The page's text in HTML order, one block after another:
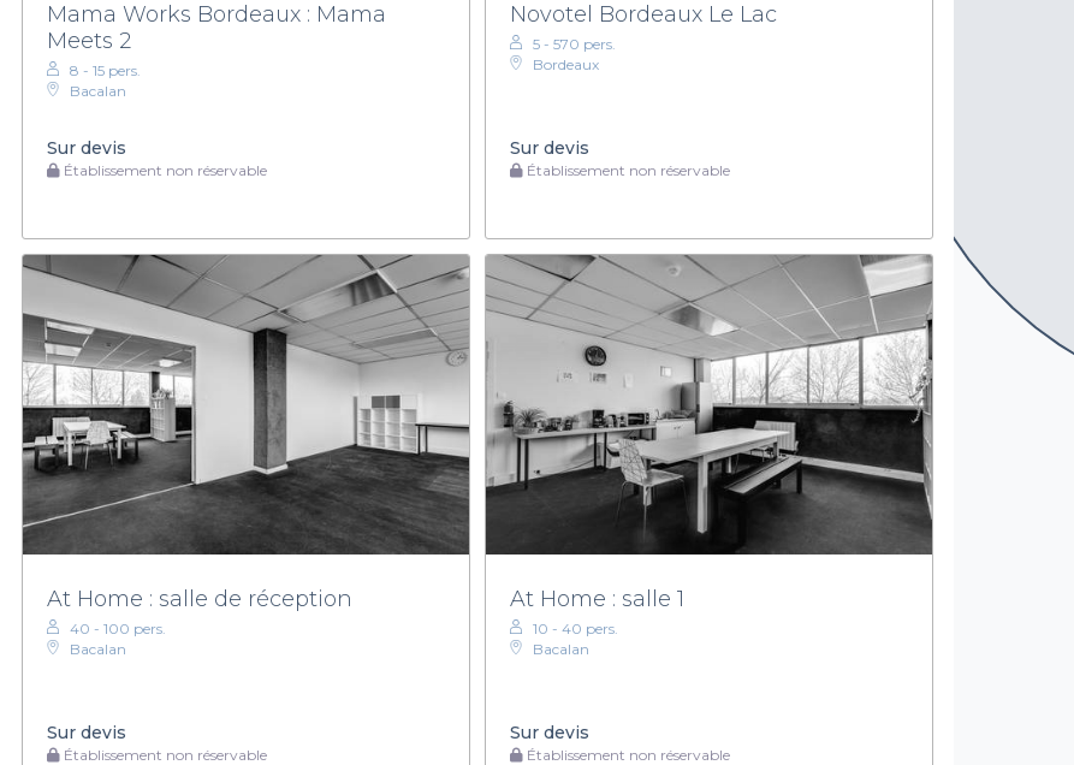
Mama Works Bordeaux : Mama
Meets 2
8 - 15 pers.
Bacalan
Sur devis
Établissement non réservable
Novotel Bordeaux Le Lac
5 - 570 pers.
Bordeaux
Sur devis
Établissement non réservable
At Home : salle de réception
40 - 100 pers.
Bacalan
Sur devis
Établissement non réservable
At Home : salle 1
10 - 40 pers.
Bacalan
Sur devis
Établissement non réservable